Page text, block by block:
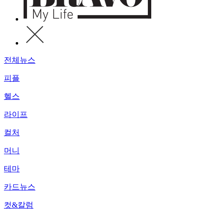
전체뉴스
피플
헬스
라이프
컬처
머니
테마
카드뉴스
컷&칼럼